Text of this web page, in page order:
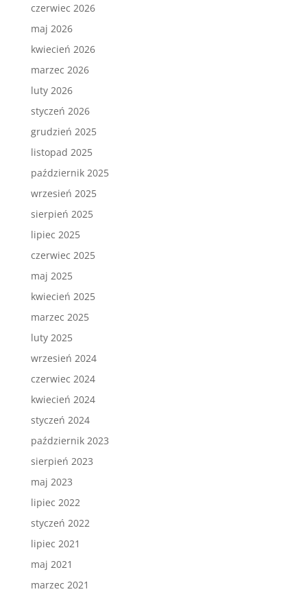
czerwiec 2026
maj 2026
kwiecień 2026
marzec 2026
luty 2026
styczeń 2026
grudzień 2025
listopad 2025
październik 2025
wrzesień 2025
sierpień 2025
lipiec 2025
czerwiec 2025
maj 2025
kwiecień 2025
marzec 2025
luty 2025
wrzesień 2024
czerwiec 2024
kwiecień 2024
styczeń 2024
październik 2023
sierpień 2023
maj 2023
lipiec 2022
styczeń 2022
lipiec 2021
maj 2021
marzec 2021